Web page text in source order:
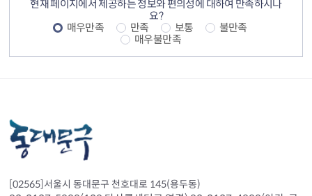
현재 페이지에서 제공하는 정보와 편의성에 대하여 만족하시나
요?
매우만족
만족 보통
불만족
매우불만족
[02565]서울시 동대문구 천호대로 145(용두동)